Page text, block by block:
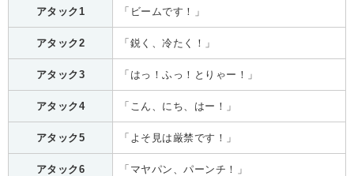
アタック1 「ビームです！」
アタック2 「鋭く、冷たく！」
アタック3 「はっ！ふっ！とりゃー！」
アタック4 「こん、にち、はー！」
アタック5 「よそ見は厳禁です！」
アタック6 「マヤパン、パーンチ！」